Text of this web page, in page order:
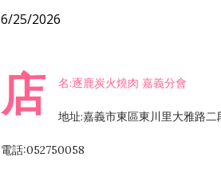
6/25/2026
店 名:逐鹿炭火燒肉 嘉義分會
地址:嘉義市東區東川里大雅路
電話:052750058